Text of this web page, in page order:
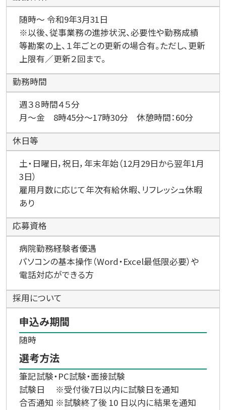
随時～ 令和9年3月31日
※以後、従事業務の進捗状況、必要性や勤務成績
等勘案の上、１年ごとの更新の場合有。ただし、更新
上限有／更新２回まで。
勤務時間
週３８時間４５分
月～金 8時45分～17時30分 休憩時間：60分
休日等
土・日曜日，祝日，年末年始（12月29日から翌年1月
3日）
雇用月数に応じて年次有給休暇、リフレッシュ休暇
あり
応募資格
病院勤務経験者優遇
パソコンの基本操作（Word・Excel最低限必要）や
電話対応ができる方
採用について
申込み期間
随時
選考方法
筆記試験・PC試験・面接試験
試験日 ※受付後7日以内に試験日を通知
合否通知 ※試験終了後 10 日以内に結果を通知